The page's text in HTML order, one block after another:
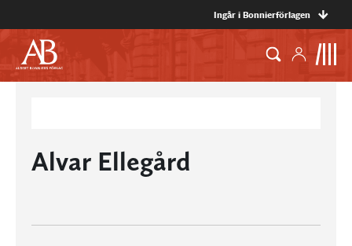
Ingår i Bonnierförlagen
Alvar Ellegård